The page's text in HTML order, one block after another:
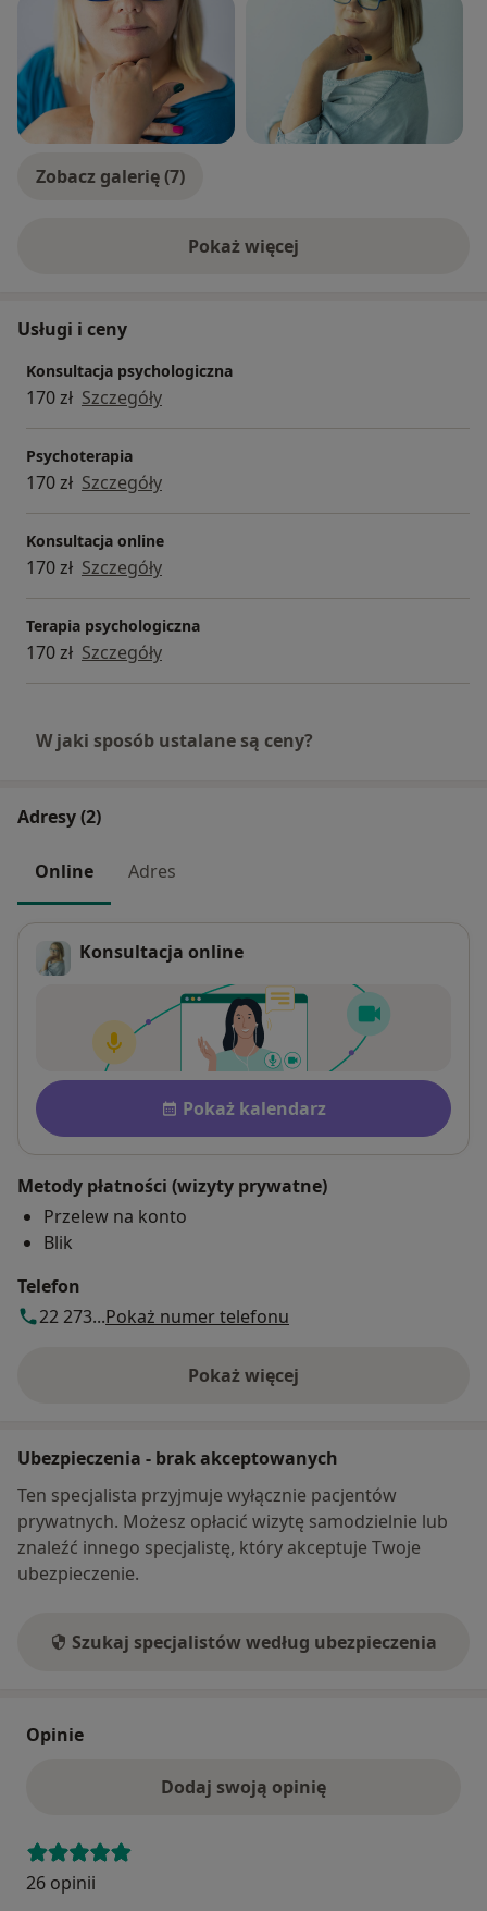
Zobacz galerię (7)
Pokaż więcejo doświadczeniu
Usługi i ceny
Konsultacja psychologiczna
170 zł Szczegóły
Psychoterapia
170 zł Szczegóły
Konsultacja online
170 zł Szczegóły
Terapia psychologiczna
170 zł Szczegóły
W jaki sposób ustalane są ceny?
Adresy (2)
Online Adres
Konsultacja online
Płatność po konsultacji
Dostępność
Pokaż kalendarz
Metody płatności (wizyty prywatne)
Przelew na konto
Blik
Telefon
22 273...Pokaż numer telefonu
Pokaż więcej
o adresie
Ubezpieczenia - brak akceptowanych
Ten specjalista przyjmuje wyłącznie pacjentów
prywatnych. Możesz opłacić wizytę samodzielnie lub
znaleźć innego specjalistę, który akceptuje Twoje
ubezpieczenie.
Szukaj specjalistów według ubezpieczenia
Opinie
Dodaj swoją opinię
26 opinii